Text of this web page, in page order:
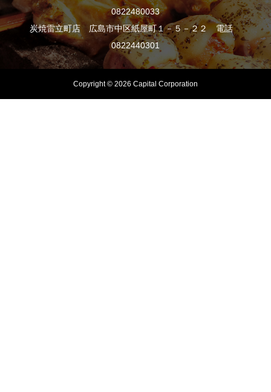
0822480033
炭焼雷立町店 広島市中区紙屋町１－５－２２ 電話
0822440301
Copyright © 2026 Capital Corporation